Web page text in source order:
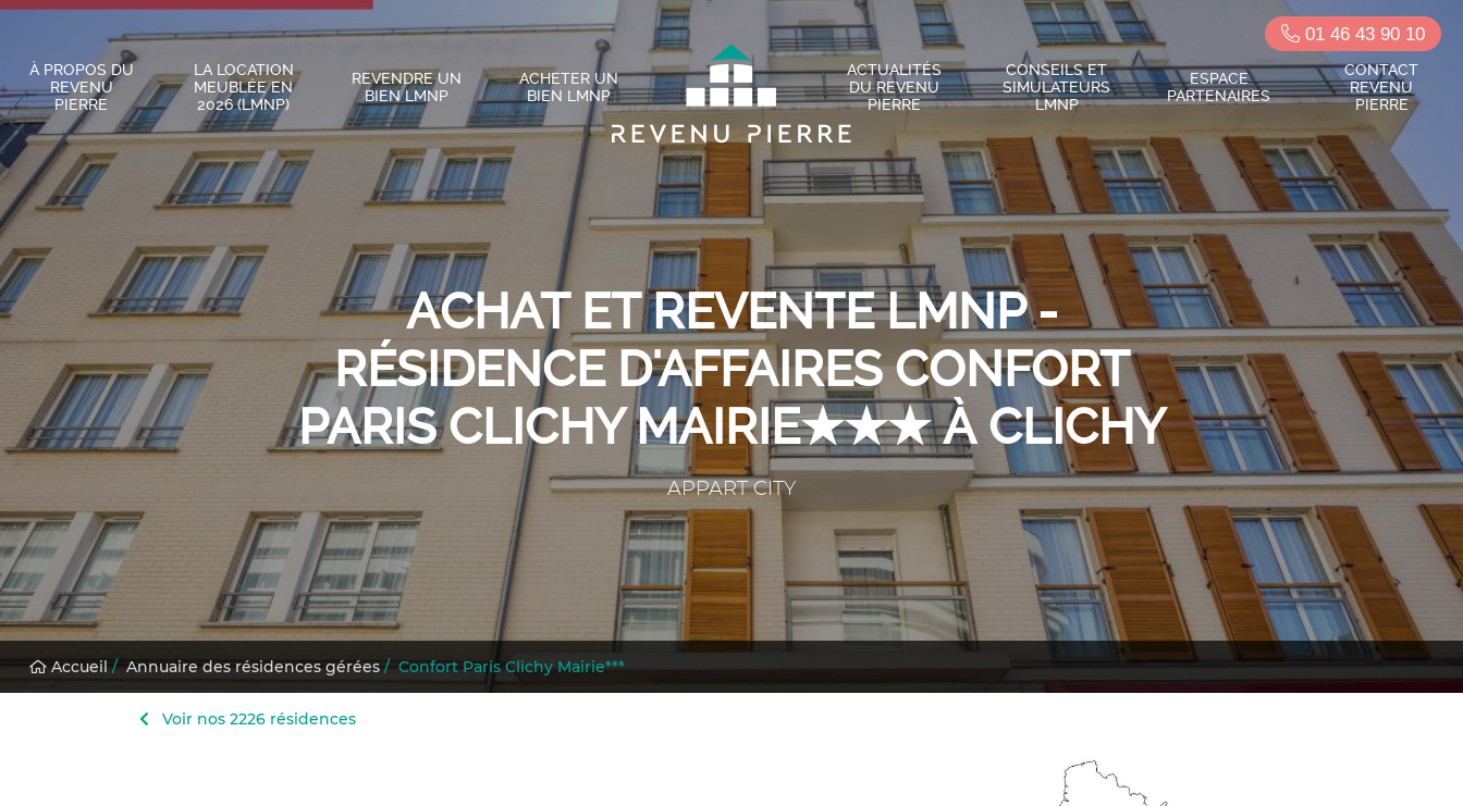
À PROPOS DU
REVENU
PIERRE
LA LOCATION
MEUBLÉE EN
2026 (LMNP)
REVENDRE UN
BIEN LMNP
ACHETER UN
BIEN LMNP
ACTUALITÉS
DU REVENU
PIERRE
CONSEILS ET
SIMULATEURS
LMNP
ESPACE
PARTENAIRES
CONTACT
REVENU
PIERRE
01 46 43 90 10
ACHAT ET REVENTE LMNP -
RÉSIDENCE D'AFFAIRES CONFORT
PARIS CLICHY MAIRIE★★★ À CLICHY
APPART CITY
Accueil / Annuaire des résidences gérées / Confort Paris Clichy Mairie***
Voir nos 2226 résidences